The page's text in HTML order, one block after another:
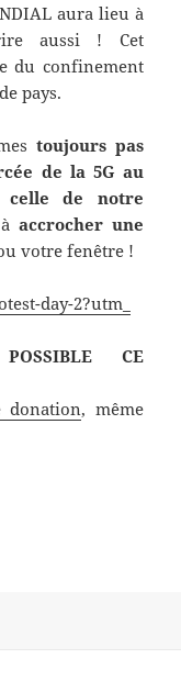
aura lieu à
aussi ! Cet
du confinement
pays.
toujours pas
de la 5G au
de notre
accrocher une
votre fenêtre !
day-2?utm_
CE
donation, même